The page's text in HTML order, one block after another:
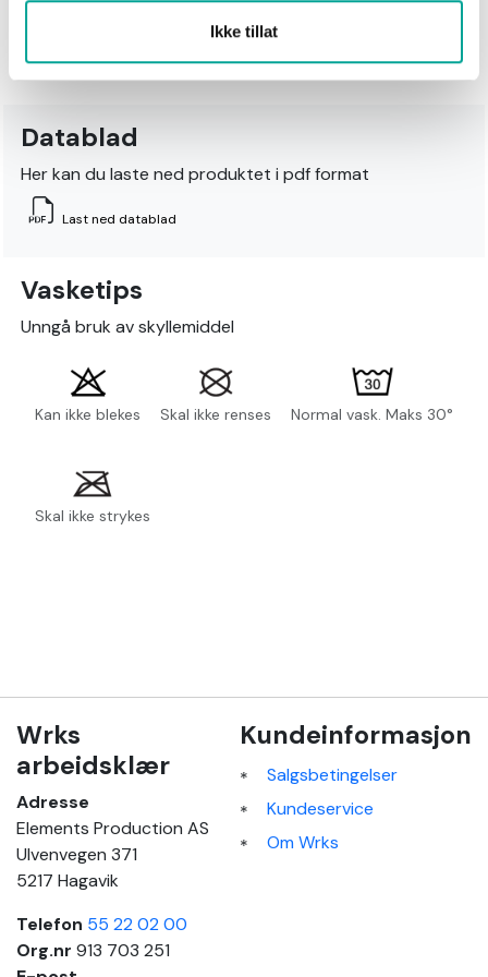
Ikke tillat
Datablad
Her kan du laste ned produktet i pdf format
Last ned datablad
Vasketips
Unngå bruk av skyllemiddel
Kan ikke blekes Skal ikke renses Normal vask. Maks 30°
Skal ikke strykes
Wrks
arbeidsklær
Adresse
Elements Production AS
Ulvenvegen 371
5217 Hagavik
Telefon 55 22 02 00
Org.nr 913 703 251
Kundeinformasjon
Salgsbetingelser
Kundeservice
Om Wrks